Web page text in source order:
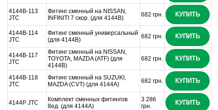
4144B-113
JTC
Фитинг сменный на NISSAN,
INFINITI 7 скор. (для 4144B)
682 грн. КУПИТЬ
4144B-114
JTC
Фитинг сменный универсальный
(для 4144B)
682 грн. КУПИТЬ
4144B-117
JTC
Фитинг сменный на NISSAN,
TOYOTA, MAZDA (ATF) (для
4144B)
682 грн. КУПИТЬ
4144B-118
JTC
Фитинг сменный на SUZUKI,
MAZDA (CVT) (для 4144A)
682 грн. КУПИТЬ
4144P JTC
Комплект сменных фитингов
8ед. (для 4144A)
3 286
грн.
КУПИТЬ